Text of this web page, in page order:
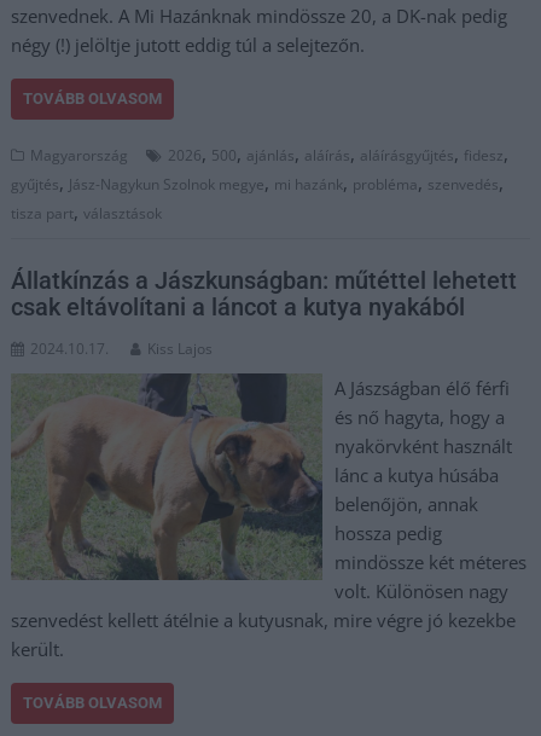
szenvednek. A Mi Hazánknak mindössze 20, a DK-nak pedig
négy (!) jelöltje jutott eddig túl a selejtezőn.
TOVÁBB OLVASOM
Magyarország 2026, 500, ajánlás, aláírás, aláírásgyűjtés, fidesz,
gyűjtés, Jász-Nagykun Szolnok megye, mi hazánk, probléma, szenvedés,
tisza part,választások
Állatkínzás a Jászkunságban: műtéttel lehetett
csak eltávolítani a láncot a kutya nyakából
2024.10.17. Kiss Lajos
A Jászságban élő férfi
és nő hagyta, hogy a
nyakörvként használt
lánc a kutya húsába
belenőjön, annak
hossza pedig
mindössze két méteres
volt. Különösen nagy
szenvedést kellett átélnie a kutyusnak, mire végre jó kezekbe
került.
TOVÁBB OLVASOM